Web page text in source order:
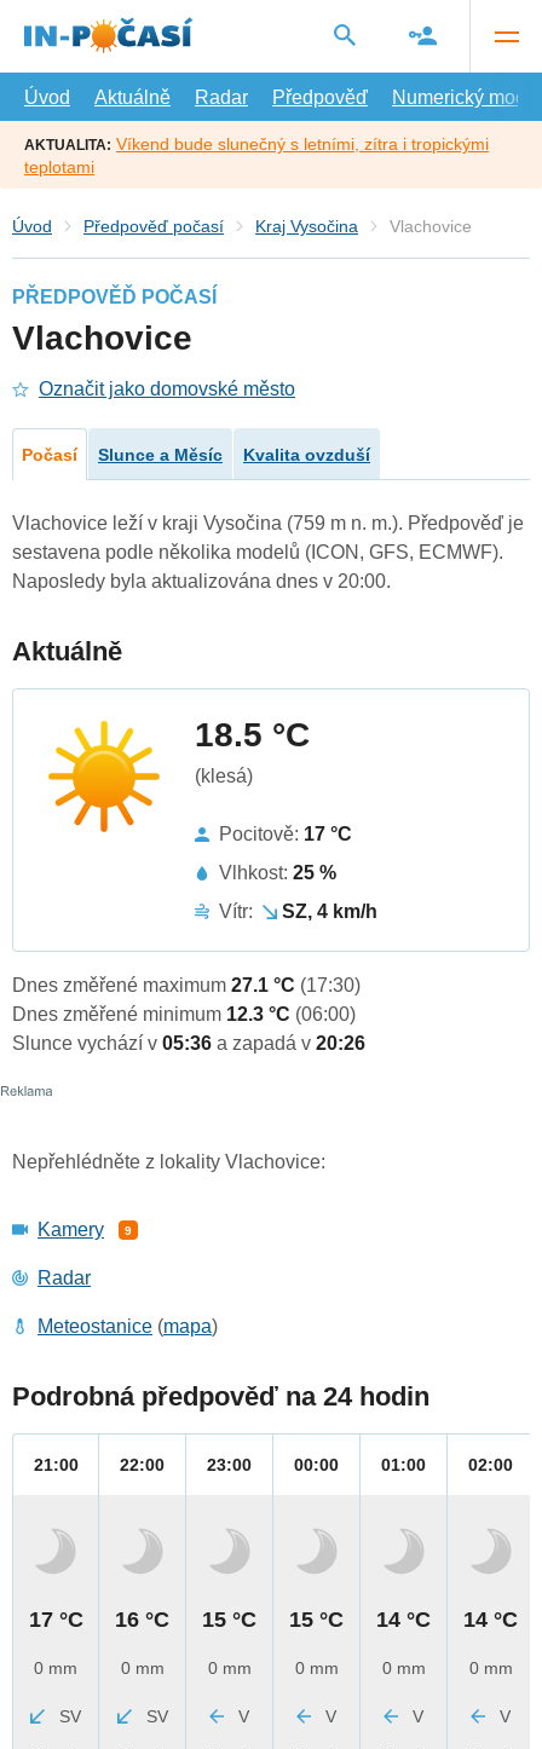
hlavní
Úvod
Aktuálně Radar Předpověď Numerický model
AKTUALITA: Víkend bude slunečný s letními, zítra i tropickými
teplotami
Úvod Předpověď počasí Kraj Vysočina Vlachovice
PŘEDPOVĚĎ POČASÍ
Vlachovice
Označit jako domovské město
Počasí Slunce a Měsíc Kvalita ovzduší
Vlachovice leží v kraji Vysočina (759 m n. m.). Předpověď je
sestavena podle několika modelů (ICON, GFS, ECMWF).
Naposledy byla aktualizována dnes v 20:00.
Aktuálně
18.5 °C
(klesá)
Pocitově: 17 °C
Vlhkost: 25 %
Vítr:
SZ, 4 km/h
Dnes změřené maximum 27.1 °C (17:30)
Dnes změřené minimum 12.3 °C (06:00)
Slunce vychází v 05:36 a zapadá v 20:26
Nepřehlédněte z lokality Vlachovice:
Kamery 9
Radar
Meteostanice (mapa)
Podrobná předpověď na 24 hodin
21:00
17 °C
0 mm
SV
22:00
16 °C
0 mm
SV
23:00
15 °C
0 mm
V
00:00
15 °C
0 mm
V
01:00
14 °C
0 mm
V
02:00
14 °C
0 mm
V